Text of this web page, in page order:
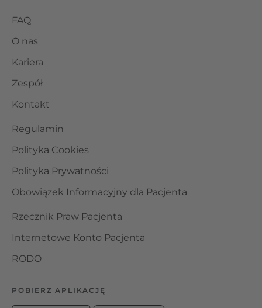
FAQ
O nas
Kariera
Zespół
Kontakt
Regulamin
Polityka Cookies
Polityka Prywatności
Obowiązek Informacyjny dla Pacjenta
Rzecznik Praw Pacjenta
Internetowe Konto Pacjenta
RODO
POBIERZ APLIKACJĘ